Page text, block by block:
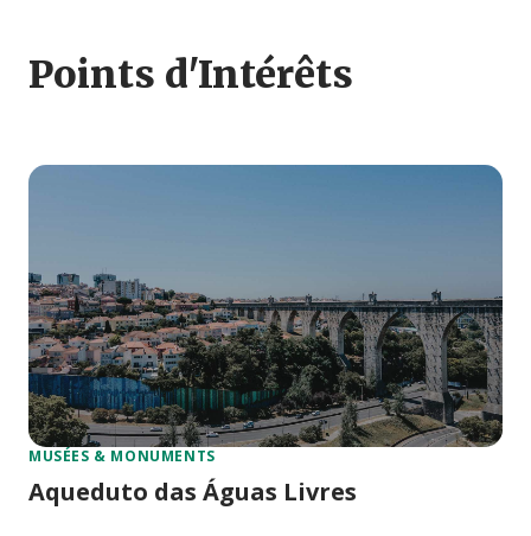
Points d'Intérêts
MUSÉES & MONUMENTS
Aqueduto das Águas Livres